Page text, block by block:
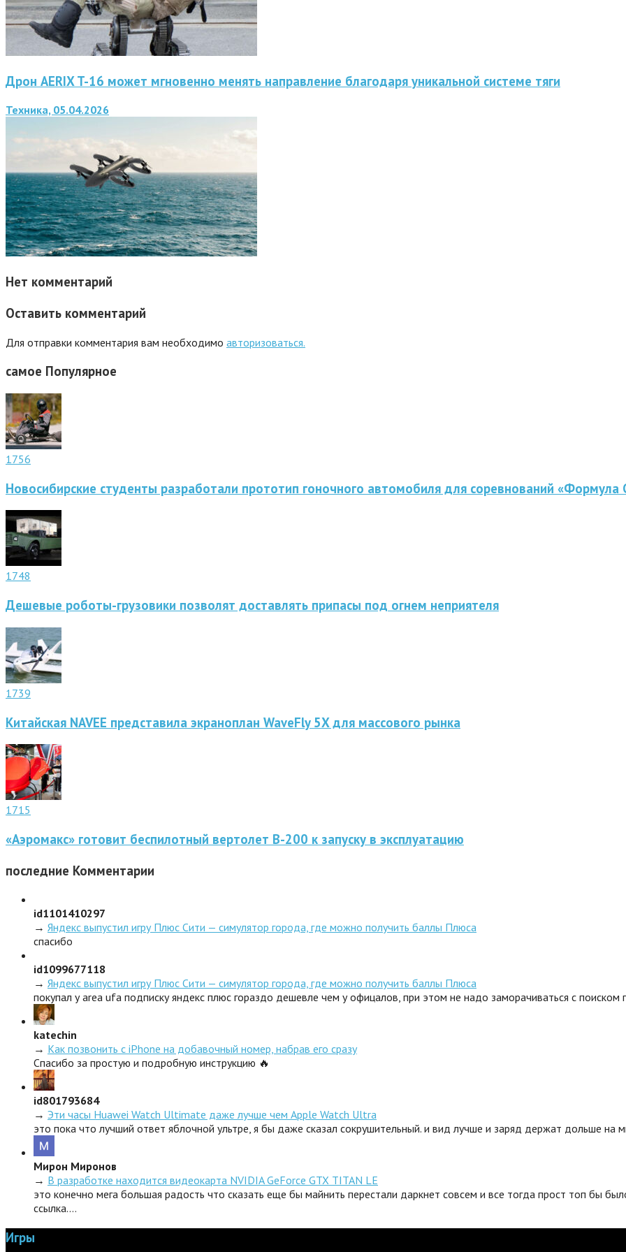
Дрон AERIX T-16 может мгновенно менять направление благодаря уникальной системе тяги
Техника, 05.04.2026
Нет комментарий
Оставить комментарий
Для отправки комментария вам необходимо авторизоваться.
самое Популярное
1756
Новосибирские студенты разработали прототип гоночного автомобиля для соревнований «Формула
1748
Дешевые роботы-грузовики позволят доставлять припасы под огнем неприятеля
1739
Китайская NAVEE представила экраноплан WaveFly 5X для массового рынка
1715
«Аэромакс» готовит беспилотный вертолет В-200 к запуску в эксплуатацию
последние Комментарии
id1101410297
→ Яндекс выпустил игру Плюс Сити — симулятор города, где можно получить баллы Плюса
спасибо
id1099677118
→ Яндекс выпустил игру Плюс Сити — симулятор города, где можно получить баллы Плюса
покупал у area ufa подписку яндекс плюс гораздо дешевле чем у офицалов, при этом не надо заморачиваться с поиском
katechin
→ Как позвонить с iPhone на добавочный номер, набрав его сразу
Спасибо за простую и подробную инструкцию 🔥
id801793684
→ Эти часы Huawei Watch Ultimate даже лучше чем Apple Watch Ultra
это пока что лучший ответ яблочной ультре, я бы даже сказал сокрушительный. и вид лучше и заряд держат дольше на
Мирон Миронов
→ В разработке находится видеокарта NVIDIA GeForce GTX TITAN LE
это конечно мега большая радость что сказать еще бы майнить перестали даркнет совсем и все тогда прост топ бы
ссылка.…
Игры